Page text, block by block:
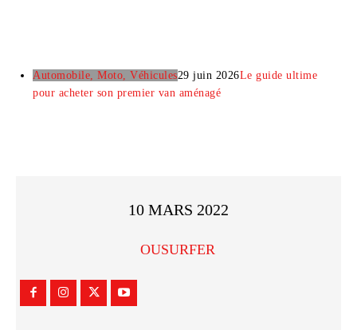
Automobile, Moto, Véhicules29 juin 2026Le guide ultime
pour acheter son premier van aménagé
10 MARS 2022
OUSURFER